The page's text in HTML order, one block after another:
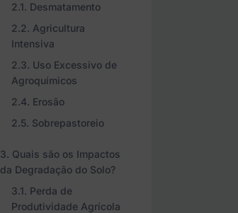
Desmatamento
Agricultura
Intensiva
Uso Excessivo de
Agroquímicos
Erosão
Sobrepastoreio
Quais são os Impactos
da Degradação do Solo?
Perda de
Produtividade Agrícola